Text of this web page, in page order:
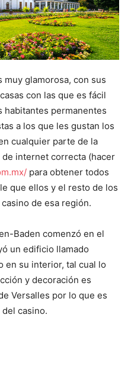
muy glamorosa, con sus
con las que es fácil
habitantes permanentes
a los que les gustan los
cualquier parte de la
internet correcta (hacer
para obtener todos
que ellos y el resto de los
de esa región.
Baden comenzó en el
un edificio llamado
en su interior, tal cual lo
y decoración es
Versalles por lo que es
casino.